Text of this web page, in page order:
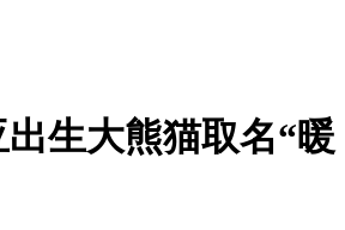
生大熊猫取名“暖